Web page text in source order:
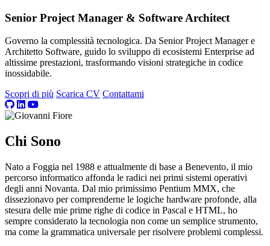
Senior Project Manager & Software Architect
Governo la complessità tecnologica. Da Senior Project Manager e
Architetto Software, guido lo sviluppo di ecosistemi Enterprise ad
altissime prestazioni, trasformando visioni strategiche in codice
inossidabile.
Scopri di più Scarica CV Contattami
Chi Sono
Nato a Foggia nel 1988 e attualmente di base a Benevento, il mio
percorso informatico affonda le radici nei primi sistemi operativi
degli anni Novanta. Dal mio primissimo Pentium MMX, che
dissezionavo per comprenderne le logiche hardware profonde, alla
stesura delle mie prime righe di codice in Pascal e HTML, ho
sempre considerato la tecnologia non come un semplice strumento,
ma come la grammatica universale per risolvere problemi complessi.